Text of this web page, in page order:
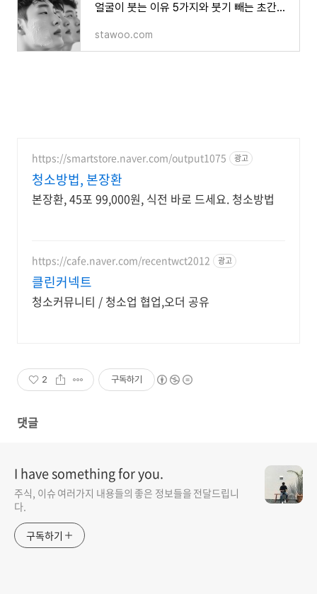
얼굴이 붓는 이유 5가지와 붓기 빼는 초간단 방법들 총정리!!
stawoo.com
https://smartstore.naver.com/output1075 광고
청소방법, 본장환
본장환, 45포 99,000원, 식전 바로 드세요. 청소방법
https://cafe.naver.com/recentwct2012 광고
클린커넥트
청소커뮤니티 / 청소업 협업,오더 공유
2 구독하기
댓글
I have something for you.
주식, 이슈 여러가지 내용들의 좋은 정보들을 전달드립니
다.
구독하기